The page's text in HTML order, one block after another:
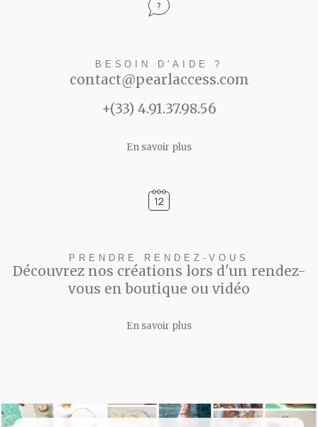
BESOIN D'AIDE ?
contact@pearlaccess.com
+(33) 4.91.37.98.56
En savoir plus
PRENDRE RENDEZ-VOUS
Découvrez nos créations lors d'un rendez-
vous en boutique ou vidéo
En savoir plus